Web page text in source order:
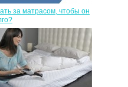
за матрасом, чтобы он